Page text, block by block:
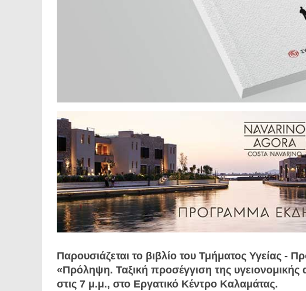
Παρουσιάζεται το βιβλίο του Τμήματος Υγείας -
«Πρόληψη. Ταξική προσέγγιση της υγειονομικής
στις 7 μ.μ., στο Εργατικό Κέντρο Καλαμάτας.